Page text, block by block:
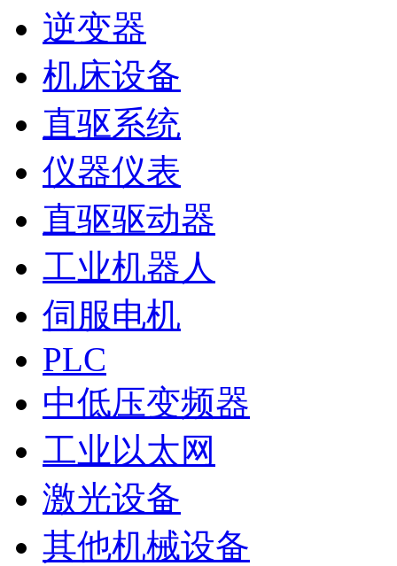
逆变器
机床设备
直驱系统
仪器仪表
直驱驱动器
工业机器人
伺服电机
PLC
中低压变频器
工业以太网
激光设备
其他机械设备